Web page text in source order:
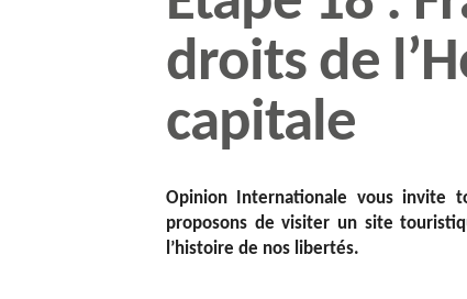
droits de
capitale
Opinion Internationale vous invite
proposons de visiter un site
l’histoire de nos libertés.